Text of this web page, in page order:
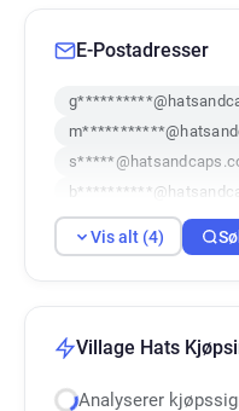
E-Postadresser
Vis alt (4)
Village Hats
Analyserer